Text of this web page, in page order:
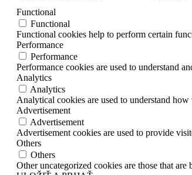
Functional
Functional
Functional cookies help to perform certain
Performance
Performance
Performance cookies are used to understand
Analytics
Analytics
Analytical cookies are used to understand
Advertisement
Advertisement
Advertisement cookies are used to provide
Others
Others
Other uncategorized cookies are those that